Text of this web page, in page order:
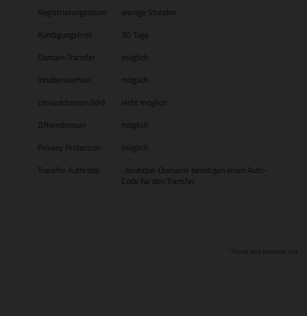
Registrierungsdauer
wenige Stunden
Kündigungsfrist
30 Tage
Domain-Transfer
möglich
Inhaberwechsel
möglich
Umlautdomain (idn)
nicht möglich
Zifferndomain
möglich
Privacy Protection
möglich
Transfer Authcode
.boutique-Domains benötigen einen Auth-
Code für den Transfer.
Preise sind exklusive USt.